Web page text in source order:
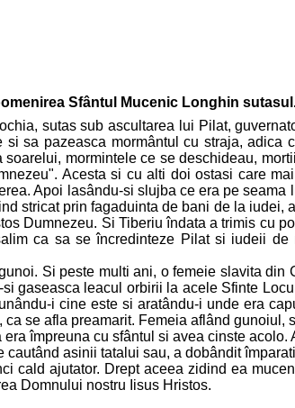
Sfântul Mucenic Longhin
sutas sub ascultarea lui Pilat,
sa pazeasca mormântul cu straja, adica
mormintele ce se deschideau,
Acesta si cu alti doi ostasi care
Apoi lasându-si slujba ce era pe
stricat prin fagaduinta de bani de la iudei,
Dumnezeu. Si Tiberiu îndata a trimis cu
ca sa se încredinteze Pilat si iudeii
Si peste multi ani, o femeie slavita din
gaseasca leacul orbirii la acele Sfinte
i cine este si aratându-i unde era
se afla preamarit. Femeia aflând
împreuna cu sfântul si avea cinste
asinii tatalui sau, a dobândit
cald ajutator. Drept aceea zidind ea
Domnului nostru Iisus Hristos.